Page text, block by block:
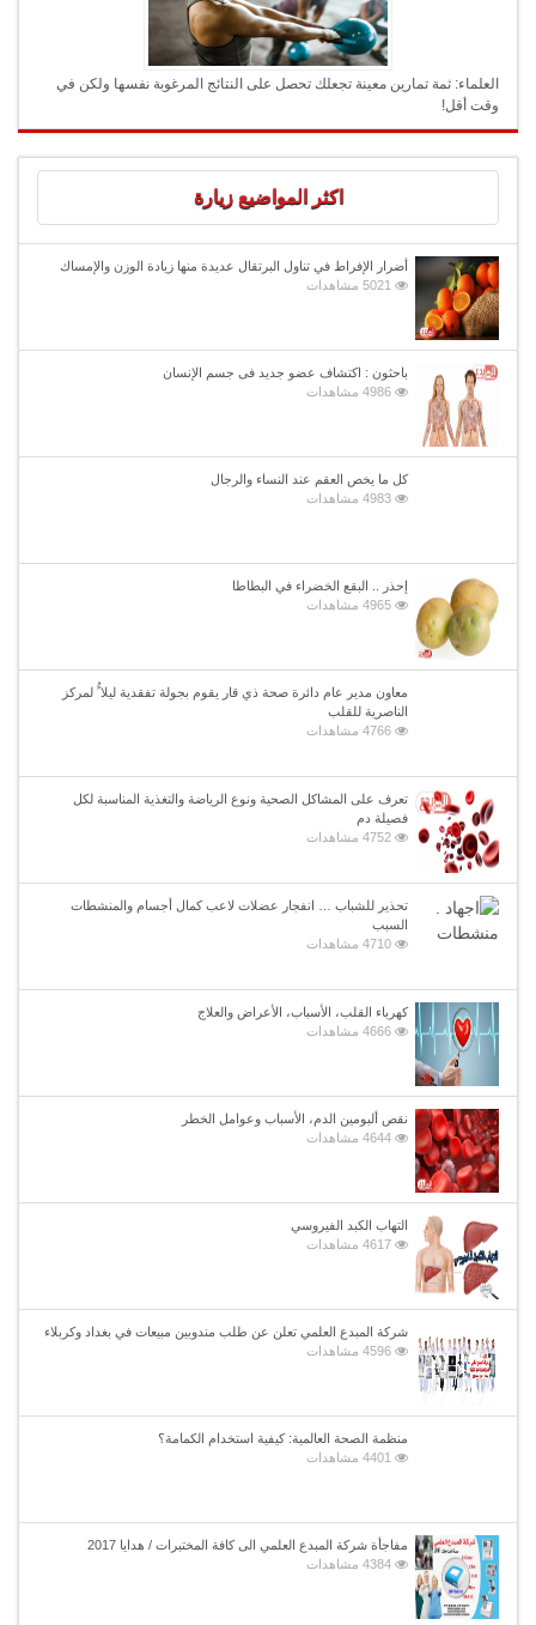
العلماء: ثمة تمارين معينة تجعلك تحصل على النتائج المرغوبة نفسها ولكن في
وقت أقل!
اكثر المواضيع زيارة
أضرار الإفراط في تناول البرتقال عديدة منها زيادة الوزن والإمساك
5021 مشاهدات
باحثون : اكتشاف عضو جديد فى جسم الإنسان
4986 مشاهدات
كل ما يخص العقم عند النساء والرجال
4983 مشاهدات
إحذر .. البقع الخضراء في البطاطا
4965 مشاهدات
معاون مدير عام دائرة صحة ذي قار يقوم بجولة تفقدية ليلا ًُ لمركز
الناصرية للقلب
4766 مشاهدات
تعرف على المشاكل الصحية ونوع الرياضة والتغذية المناسبة لكل
فصيلة دم
4752 مشاهدات
تحذير للشباب … انفجار عضلات لاعب كمال أجسام والمنشطات
السبب
4710 مشاهدات
كهرباء القلب، الأسباب، الأعراض والعلاج
4666 مشاهدات
نقص ألبومين الدم، الأسباب وعوامل الخطر
4644 مشاهدات
التهاب الكبد الفيروسي
4617 مشاهدات
شركة المبدع العلمي تعلن عن طلب مندوبين مبيعات في بغداد وكربلاء
4596 مشاهدات
منظمة الصحة العالمية: كيفية استخدام الكمامة؟
4401 مشاهدات
مفاجأة شركة المبدع العلمي الى كافة المختبرات / هدايا 2017
4384 مشاهدات